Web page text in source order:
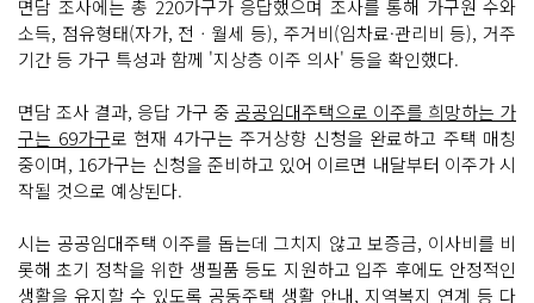
면담 조사에는 총 220가구가 응답했으며 조사를 통해 가구원 수와
소득, 점유형태(자가, 전ㆍ월세 등), 주거비(임차료·관리비 등), 거주
기간 등 가구 특성과 함께 '지상층 이주 의사' 등을 확인했다.
면담 조사 결과, 응답 가구 중 공공임대주택으로 이주를 희망하는 가
구는 69가구로 현재 4가구는 주거상향 신청을 완료하고 주택 매칭
중이며, 16가구는 신청을 준비하고 있어 이르면 내달부터 이주가 시
작될 것으로 예상된다.
시는 공공임대주택 이주를 돕는데 그치지 않고 보증금, 이사비를 비
롯해 초기 정착을 위한 생필품 등도 지원하고 입주 후에도 안정적인
생활을 유지할 수 있도록 공동주택 생활 안내, 지역복지 연계 등 다